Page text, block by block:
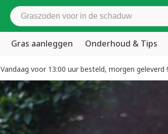
Zoek graszoden
Gras aanleggen Onderhoud & Tips
Vandaag voor 13:00 uur besteld, morgen geleverd !